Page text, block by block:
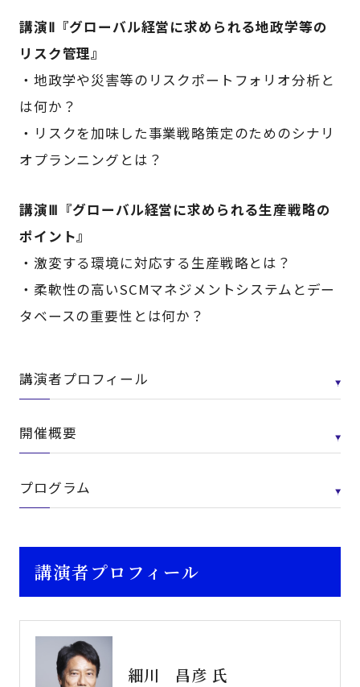
講演Ⅱ『グローバル経営に求められる地政学等の
リスク管理』
・地政学や災害等のリスクポートフォリオ分析と
は何か？
・リスクを加味した事業戦略策定のためのシナリ
オプランニングとは？
講演Ⅲ『グローバル経営に求められる生産戦略の
ポイント』
・激変する環境に対応する生産戦略とは？
・柔軟性の高いSCMマネジメントシステムとデー
タベースの重要性とは何か？
講演者プロフィール
開催概要
プログラム
講演者プロフィール
細川 昌彦 氏